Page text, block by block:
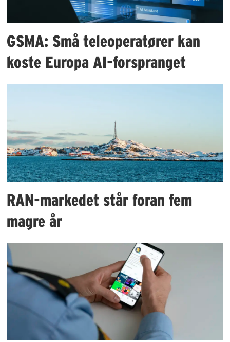
GSMA: Små teleoperatører kan
koste Europa AI-forspranget
RAN-markedet står foran fem
magre år